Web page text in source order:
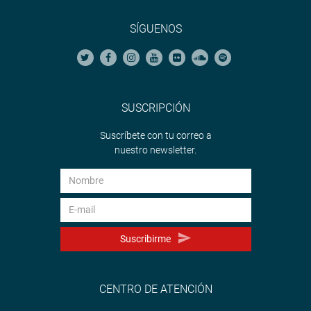
esta comisión y, en el segundo caso, por ser inviable.
El primero fue el correspondiente al Proyecto de Ley
14067/2025-CR, que amplía la cobertura de
seguridad social en salud. Obtuvo 9 votos a favor, cero
votos en contra y 1 abstención.
El segundo fue el correspondiente al Proyecto de Ley
del sistema biométrico de control de asistencia de trabajo
para el personal médico y asistencial, en todas las
entidades de Salud del Estado. Obtuvo 8 votos a favor, 1
voto en contra y cero abstenciones.
OFICINA DE COMUNICACIONES E IMAGEN
SÍGUENOS
SUSCRIPCIÓN
Suscríbete con tu correo a
nuestro newsletter.
Suscribirme
CENTRO DE ATENCIÓN